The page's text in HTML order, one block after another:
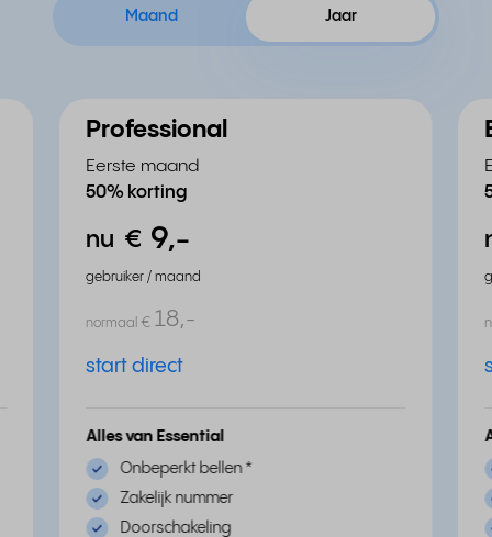
Maand Jaar
Professional
Eerste maand
50% korting
nu € 9,-
gebruiker / maand
normaal € 18,-
start direct
Alles van Essential
Onbeperkt bellen *
Zakelijk nummer
Doorschakeling